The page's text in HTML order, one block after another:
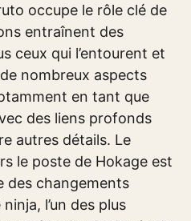
occupe le rôle clé de
entraînent des
ceux qui l’entourent et
nombreux aspects
en tant que
des liens profonds
autres détails. Le
le poste de Hokage est
des changements
l’un des plus